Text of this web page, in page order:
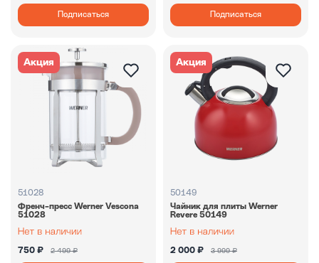
Подписаться Подписаться
Акция
51028
Френч-пресс Werner Vescona
51028
750 ₽ 2 499 ₽
Акция
50149
Чайник для плиты Werner
Revere 50149
2 000 ₽ 3 999 ₽